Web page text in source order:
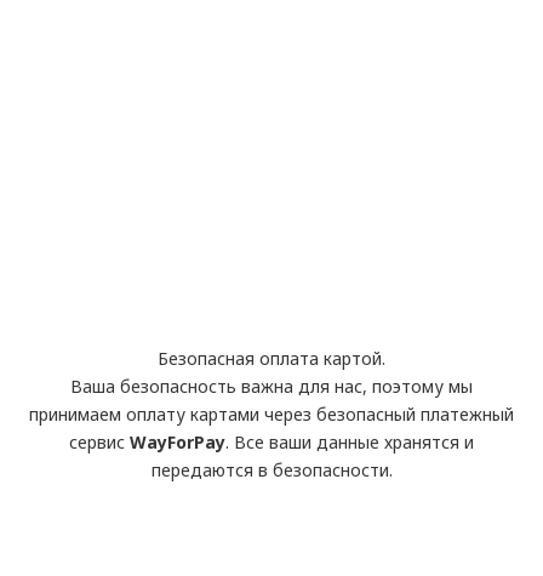
Безопасная оплата картой.
Ваша безопасность важна для нас, поэтому мы
принимаем оплату картами через безопасный платежный
сервис WayForPay. Все ваши данные хранятся и
передаются в безопасности.